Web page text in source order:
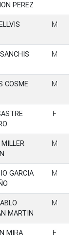
PEREZ
M
M
COSME
M
F
M
GARCIA
M
MARTIN
M
MIRA
F